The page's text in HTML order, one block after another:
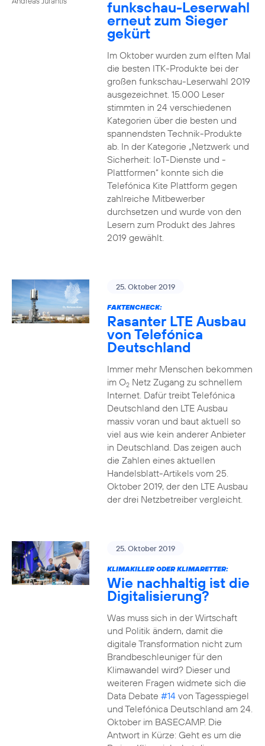
funkschau-Leserwahl
erneut zum Sieger
gekürt
Im Oktober wurden zum elften Mal
die besten ITK-Produkte bei der
großen funkschau-Leserwahl 2019
ausgezeichnet. 15.000 Leser
stimmten in 24 verschiedenen
Kategorien über die besten und
spannendsten Technik-Produkte
ab. In der Kategorie „Netzwerk und
Sicherheit: IoT-Dienste und -
Plattformen“ konnte sich die
Telefónica Kite Plattform gegen
zahlreiche Mitbewerber
durchsetzen und wurde von den
Lesern zum Produkt des Jahres
2019 gewählt.
25. Oktober 2019
FAKTENCHECK:
Rasanter LTE Ausbau
von Telefónica
Deutschland
Immer mehr Menschen bekommen
im O2Netz Zugang zu schnellem
Internet. Dafür treibt Telefónica
Deutschland den LTE Ausbau
massiv voran und baut aktuell so
viel aus wie kein anderer Anbieter
in Deutschland. Das zeigen auch
die Zahlen eines aktuellen
Handelsblatt-Artikels vom 25.
Oktober 2019, der den LTE Ausbau
der drei Netzbetreiber vergleicht.
25. Oktober 2019
KLIMAKILLER ODER KLIMARETTER:
Wie nachhaltig ist die
Digitalisierung?
Was muss sich in der Wirtschaft
und Politik ändern, damit die
digitale Transformation nicht zum
Brandbeschleuniger für den
Klimawandel wird? Dieser und
weiteren Fragen widmete sich die
Data Debate #14von Tagesspiegel
und Telefónica Deutschland am 24.
Oktober im BASECAMP. Die
Antwort in Kürze: Geht es um die